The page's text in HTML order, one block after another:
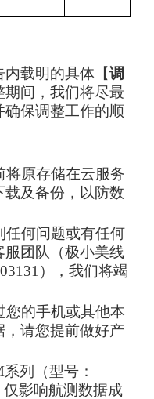
载明的具体【调
期间，我们将尽最
保调整工作的顺
将原存储在云服务
及备份，以防数
任何问题或有任何
团队（极小美线
），我们将竭
您的手机或其他本
，请您提前做好产
系列（型号：
仅影响航测数据成